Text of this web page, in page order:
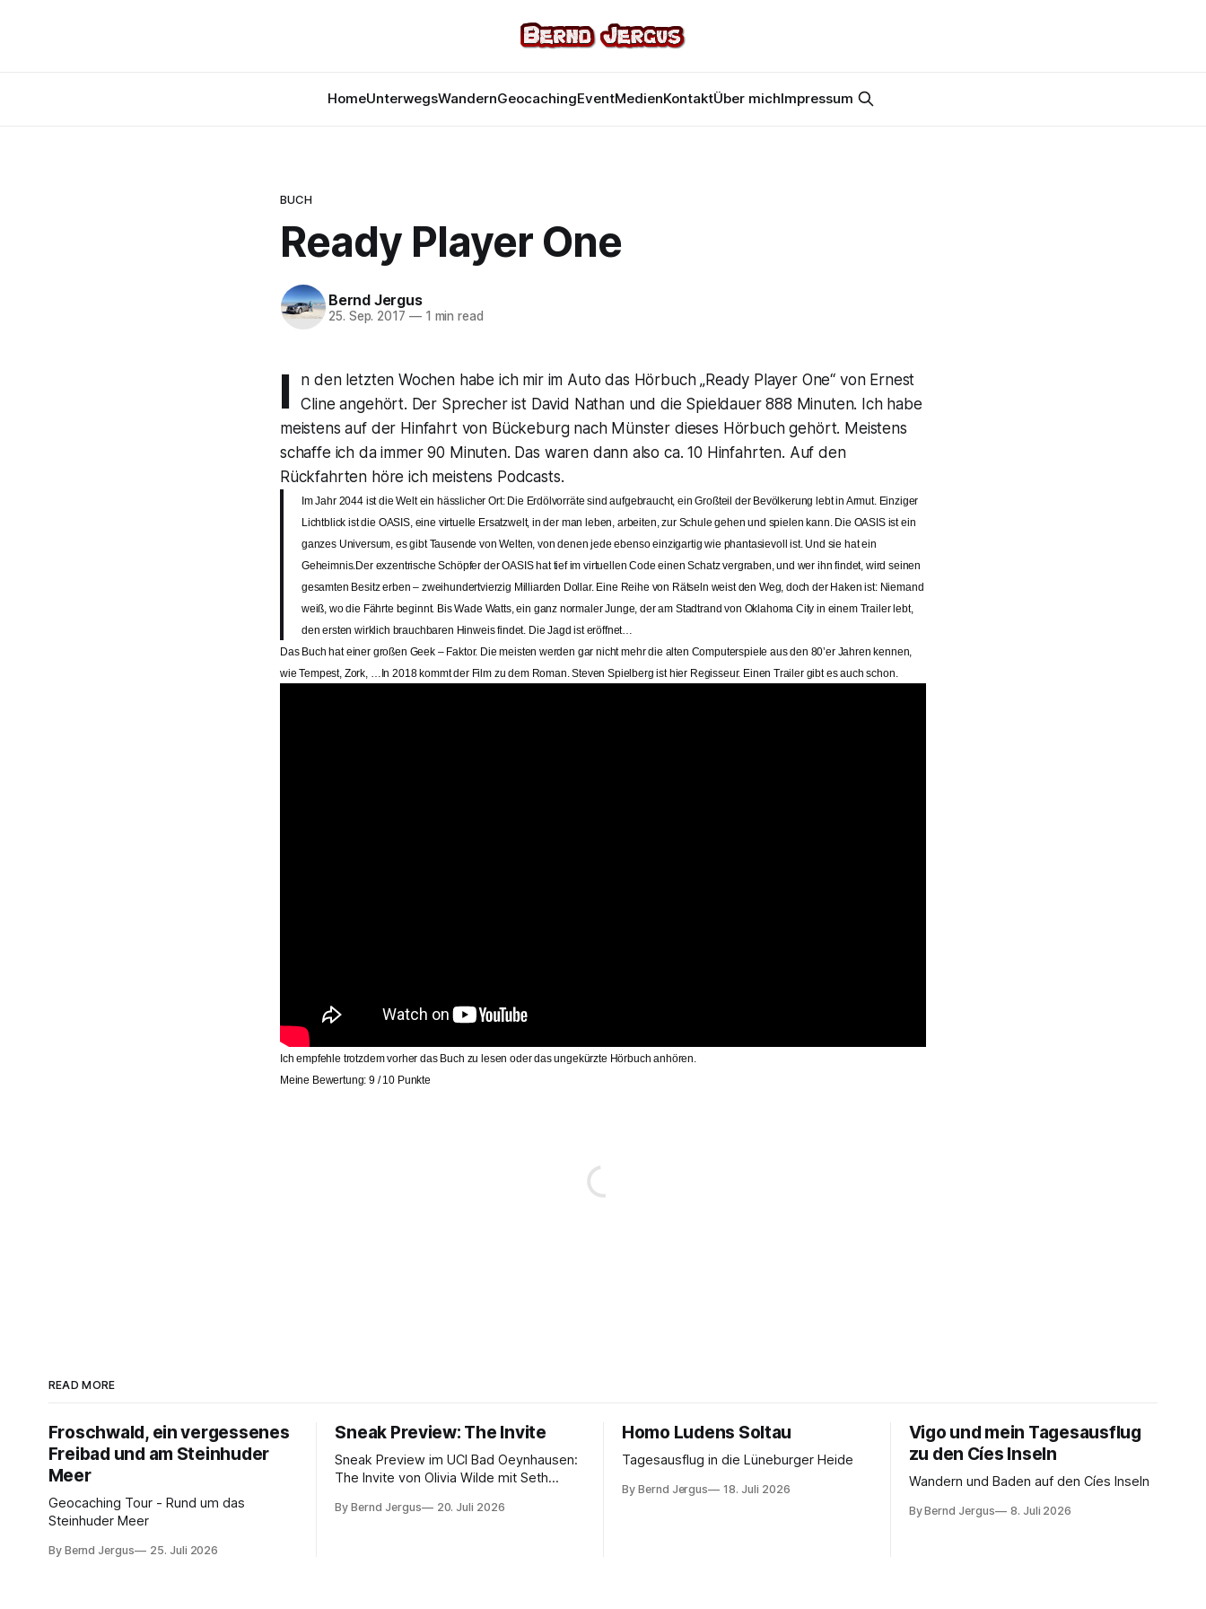
HomeUnterwegsWandernGeocachingEventMedienKontaktÜber michImpressum
BUCH
Ready Player One
Bernd Jergus
25. Sep. 2017 —1 min read
I
n den letzten Wochen habe ich mir im Auto das Hörbuch „Ready Player One“ von Ernest
Cline angehört. Der Sprecher ist David Nathan und die Spieldauer 888 Minuten. Ich habe
meistens auf der Hinfahrt von Bückeburg nach Münster dieses Hörbuch gehört. Meistens
schaffe ich da immer 90 Minuten. Das waren dann also ca. 10 Hinfahrten. Auf den
Rückfahrten höre ich meistens Podcasts.
Im Jahr 2044 ist die Welt ein hässlicher Ort: Die Erdölvorräte sind aufgebraucht, ein Großteil der Bevölkerung lebt in Armut. Einziger
Lichtblick ist die OASIS, eine virtuelle Ersatzwelt, in der man leben, arbeiten, zur Schule gehen und spielen kann. Die OASIS ist ein
ganzes Universum, es gibt Tausende von Welten, von denen jede ebenso einzigartig wie phantasievoll ist. Und sie hat ein
Geheimnis.Der exzentrische Schöpfer der OASIS hat tief im virtuellen Code einen Schatz vergraben, und wer ihn findet, wird seinen
gesamten Besitz erben – zweihundertvierzig Milliarden Dollar. Eine Reihe von Rätseln weist den Weg, doch der Haken ist: Niemand
weiß, wo die Fährte beginnt. Bis Wade Watts, ein ganz normaler Junge, der am Stadtrand von Oklahoma City in einem Trailer lebt,
den ersten wirklich brauchbaren Hinweis findet. Die Jagd ist eröffnet…
Das Buch hat einer großen Geek – Faktor. Die meisten werden gar nicht mehr die alten Computerspiele aus den 80’er Jahren kennen,
wie Tempest, Zork, …In 2018 kommt der Film zu dem Roman. Steven Spielberg ist hier Regisseur. Einen Trailer gibt es auch schon.
Ich empfehle trotzdem vorher das Buch zu lesen oder das ungekürzte Hörbuch anhören.
Meine Bewertung: 9 / 10 Punkte
READ MORE
Froschwald, ein vergessenes
Freibad und am Steinhuder
Meer
Geocaching Tour - Rund um das
Steinhuder Meer
By Bernd Jergus 25. Juli 2026
Sneak Preview: The Invite
Sneak Preview im UCI Bad Oeynhausen:
The Invite von Olivia Wilde mit Seth
Norton. Kammerspiel, Sex-Comedy, 8,5
By Bernd Jergus 20. Juli 2026
Homo Ludens Soltau
Tagesausflug in die Lüneburger Heide
By Bernd Jergus 18. Juli 2026
Vigo und mein Tagesausflug
zu den Cíes Inseln
Wandern und Baden auf den Cíes Inseln
By Bernd Jergus 8. Juli 2026